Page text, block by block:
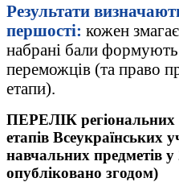
Результати
першості: кожен
набрані бали
переможців (та право
етапи).
ПЕРЕЛІК регіональних
етапів Всеукраїнських
навчальних предметів
опубліковано згодом)